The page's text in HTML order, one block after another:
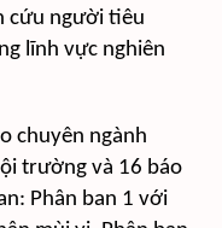
cứu người tiêu
lĩnh vực nghiên
chuyên ngành
trường và 16 báo
Phân ban 1 với